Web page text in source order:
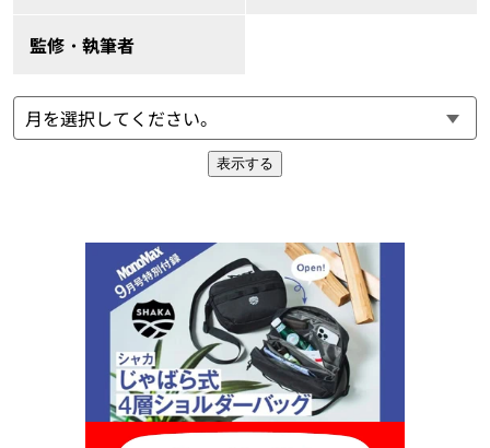
監修・執筆者
表示する